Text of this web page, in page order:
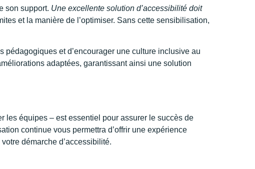
son support. Une excellente solution d’accessibilité doit
et la manière de l’optimiser. Sans cette sensibilisation,
pédagogiques et d’encourager une culture inclusive au
adaptées, garantissant ainsi une solution
les équipes – est essentiel pour assurer le succès de
continue vous permettra d’offrir une expérience
démarche d’accessibilité.